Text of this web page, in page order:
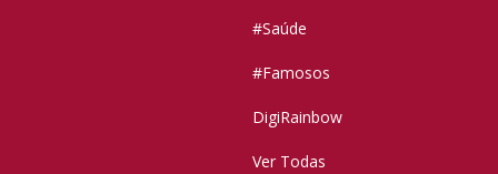
#Saúde
#Famosos
DigiRainbow
Ver Todas